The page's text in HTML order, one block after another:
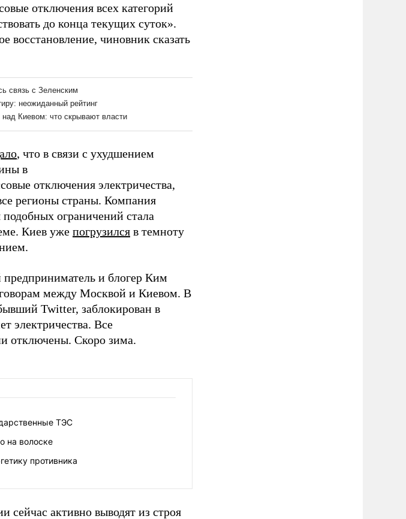
отключения всех категорий
до конца текущих суток».
восстановление, чиновник сказать
, что в связи с ухудшением
в
отключения электричества,
регионы страны. Компания
ограничений стала
Киев уже погрузился в темноту
и блогер Ким
между Москвой и Киевом. В
Twitter, заблокирован в
электричества. Все
отключены. Скоро зима.
ТЭС
на волоске
противника
активно выводят из строя